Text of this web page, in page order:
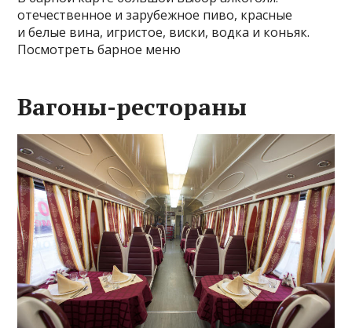
отечественное и зарубежное пиво, красные
и белые вина, игристое, виски, водка и коньяк.
Посмотреть барное меню
Вагоны-рестораны